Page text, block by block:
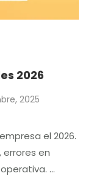
2026
2025
el 2026.
en
…